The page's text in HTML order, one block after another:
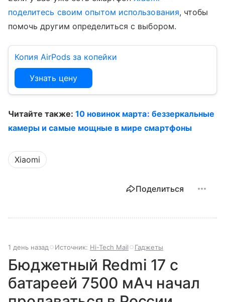
поделитесь своим опытом использования, чтобы
помочь другим определиться с выбором.
Копия AirPods за копейки
Узнать цену
Читайте также: 10 новинок марта: беззеркальные
камеры и самые мощные в мире смартфоны
Xiaomi
Поделиться
1 день назад Источник: Hi-Tech Mail Гаджеты
Бюджетный Redmi 17 с
батареей 7500 мАч начал